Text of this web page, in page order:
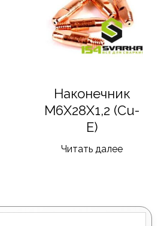
Наконечник
M6X28X1,2 (Cu-
E)
Читать далее